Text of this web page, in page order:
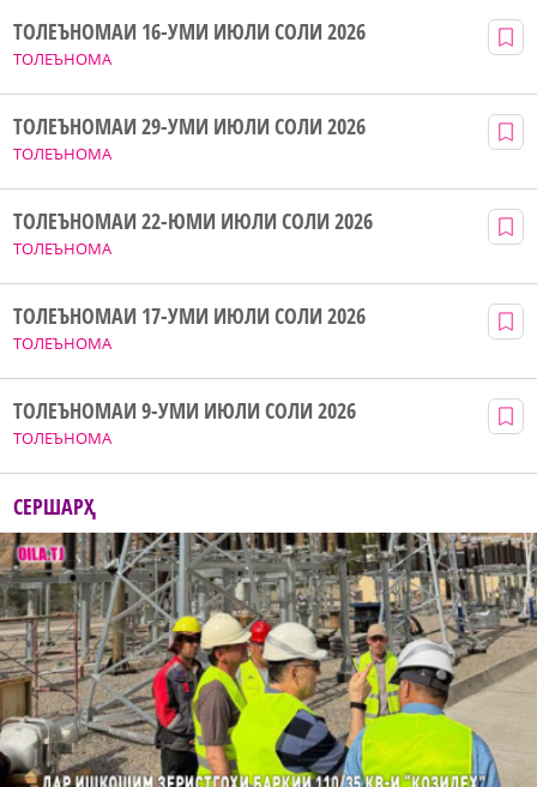
ТОЛЕЪНОМА
ТОЛЕЪНОМАИ 16-УМИ ИЮЛИ СОЛИ 2026
ТОЛЕЪНОМА
ТОЛЕЪНОМАИ 29-УМИ ИЮЛИ СОЛИ 2026
ТОЛЕЪНОМА
ТОЛЕЪНОМАИ 22-ЮМИ ИЮЛИ СОЛИ 2026
ТОЛЕЪНОМА
ТОЛЕЪНОМАИ 17-УМИ ИЮЛИ СОЛИ 2026
ТОЛЕЪНОМА
ТОЛЕЪНОМАИ 9-УМИ ИЮЛИ СОЛИ 2026
СЕРШАРҲ